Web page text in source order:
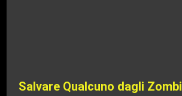
Salvare Qualcuno dagli Zombi